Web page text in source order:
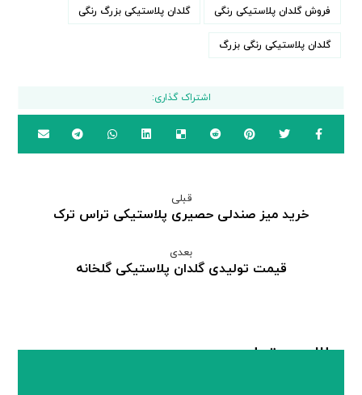
فروش گلدان پلاستیکی رنگی گلدان پلاستیکی بزرگ رنگی
گلدان پلاستیکی رنگی بزرگ
قبلی
خرید میز صندلی حصیری پلاستیکی تراس ترک
بعدی
قیمت تولیدی گلدان پلاستیکی گلخانه
مطالب مرتبط ...